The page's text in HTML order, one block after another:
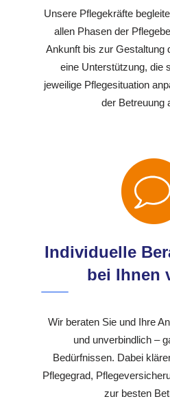
Unsere Pflegekräfte
allen Phasen der
Ankunft bis zur Gestaltung
eine Unterstützung, die
jeweilige Pflegesituation
der Betreuung
Individuelle
bei Ihnen
Wir beraten Sie und Ihre
und unverbindlich –
Bedürfnissen. Dabei
Pflegegrad,
zur besten